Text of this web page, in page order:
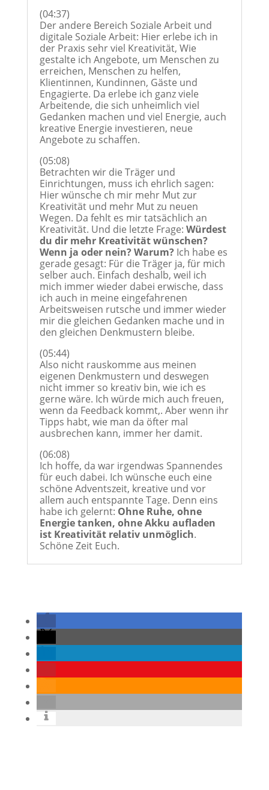
(04:37)
Der andere Bereich Soziale Arbeit und
digitale Soziale Arbeit: Hier erlebe ich in
der Praxis sehr viel Kreativität, Wie
gestalte ich Angebote, um Menschen zu
erreichen, Menschen zu helfen,
Klientinnen, Kundinnen, Gäste und
Engagierte. Da erlebe ich ganz viele
Arbeitende, die sich unheimlich viel
Gedanken machen und viel Energie, auch
kreative Energie investieren, neue
Angebote zu schaffen.
(05:08)
Betrachten wir die Träger und
Einrichtungen, muss ich ehrlich sagen:
Hier wünsche ch mir mehr Mut zur
Kreativität und mehr Mut zu neuen
Wegen. Da fehlt es mir tatsächlich an
Kreativität. Und die letzte Frage: Würdest
du dir mehr Kreativität wünschen?
Wenn ja oder nein? Warum?Ich habe es
gerade gesagt: Für die Träger ja, für mich
selber auch. Einfach deshalb, weil ich
mich immer wieder dabei erwische, dass
ich auch in meine eingefahrenen
Arbeitsweisen rutsche und immer wieder
mir die gleichen Gedanken mache und in
den gleichen Denkmustern bleibe.
(05:44)
Also nicht rauskomme aus meinen
eigenen Denkmustern und deswegen
nicht immer so kreativ bin, wie ich es
gerne wäre. Ich würde mich auch freuen,
wenn da Feedback kommt,. Aber wenn ihr
Tipps habt, wie man da öfter mal
ausbrechen kann, immer her damit.
(06:08)
Ich hoffe, da war irgendwas Spannendes
für euch dabei. Ich wünsche euch eine
schöne Adventszeit, kreative und vor
allem auch entspannte Tage. Denn eins
habe ich gelernt: Ohne Ruhe, ohne
Energie tanken, ohne Akku aufladen
ist Kreativität relativ unmöglich.
Schöne Zeit Euch.